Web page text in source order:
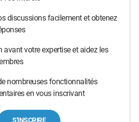
discussions facilement et obtenez
avant votre expertise et aidez les
nombreuses fonctionnalités
en vous inscrivant
S'INSCRIRE